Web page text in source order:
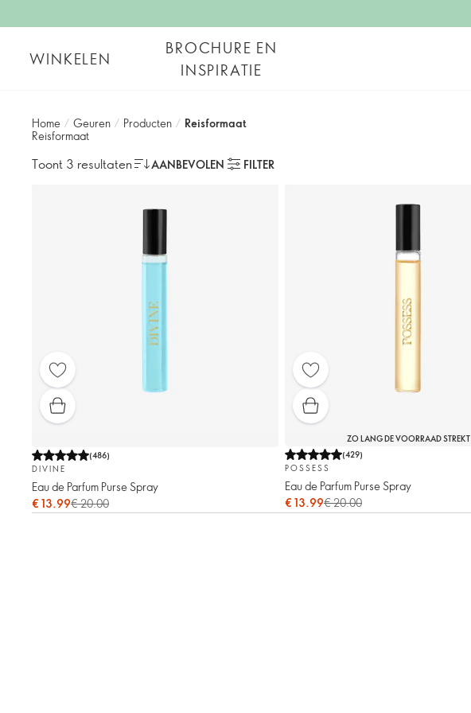
WINKELEN
BROCHURE EN
INSPIRATIE
Home / Geuren / Producten / Reisformaat
Reisformaat
Toont 3 resultaten AANBEVOLEN FILTER
(486)
DIVINE
Eau de Parfum Purse Spray
€ 13.99€ 20.00
ZO LANG DE VOORRAAD STREKT
(429)
POSSESS
Eau de Parfum Purse Spray
€ 13.99€ 20.00